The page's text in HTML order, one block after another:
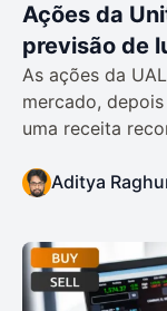
Ações da
previsão de
As ações da
mercado,
uma receita
Aditya